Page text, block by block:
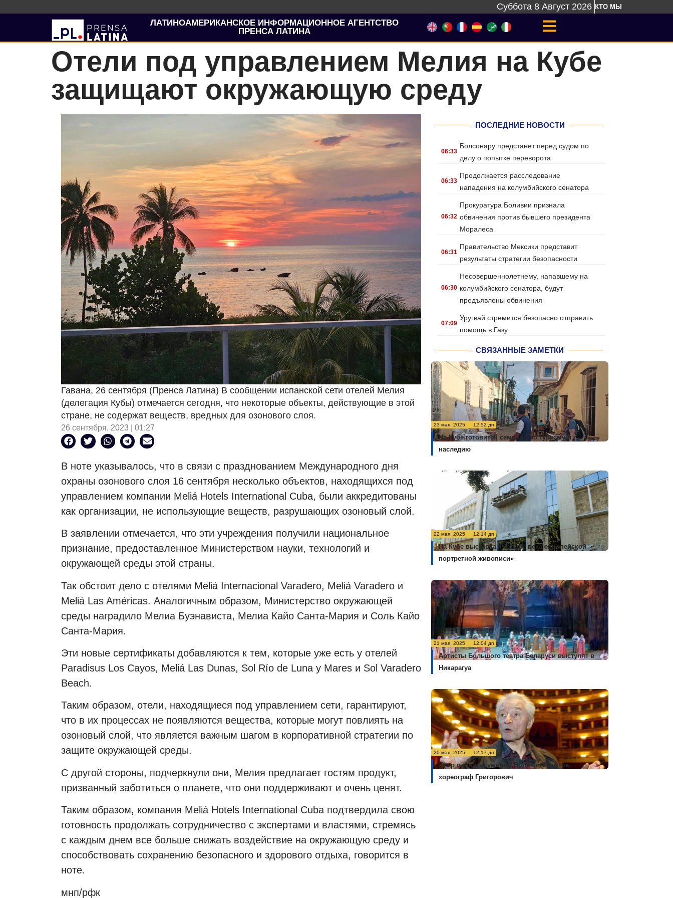
Суббота 8 Август 2026 КТО МЫ
ЛАТИНОАМЕРИКАНСКОЕ ИНФОРМАЦИОННОЕ АГЕНТСТВО
ПРЕНСА ЛАТИНА
Отели под управлением Мелия на Кубе
защищают окружающую среду
Гавана, 26 сентября (Пренса Латина) В сообщении испанской сети отелей Мелия
(делегация Кубы) отмечается сегодня, что некоторые объекты, действующие в этой
стране, не содержат веществ, вредных для озонового слоя.
26 сентября, 2023 | 01:27
В ноте указывалось, что в связи с празднованием Международного дня
охраны озонового слоя 16 сентября несколько объектов, находящихся под
управлением компании Meliá Hotels International Cuba, были аккредитованы
как организации, не использующие веществ, разрушающих озоновый слой.
В заявлении отмечается, что эти учреждения получили национальное
признание, предоставленное Министерством науки, технологий и
окружающей среды этой страны.
Так обстоит дело с отелями Meliá Internacional Varadero, Meliá Varadero и
Meliá Las Américas. Аналогичным образом, Министерство окружающей
среды наградило Мелиа Буэнависта, Мелиа Кайо Санта-Мария и Соль Кайо
Санта-Мария.
Эти новые сертификаты добавляются к тем, которые уже есть у отелей
Paradisus Los Cayos, Meliá Las Dunas, Sol Río de Luna y Mares и Sol Varadero
Beach.
Таким образом, отели, находящиеся под управлением сети, гарантируют,
что в их процессах не появляются вещества, которые могут повлиять на
озоновый слой, что является важным шагом в корпоративной стратегии по
защите окружающей среды.
С другой стороны, подчеркнули они, Мелия предлагает гостям продукт,
призванный заботиться о планете, что они поддерживают и очень ценят.
Таким образом, компания Meliá Hotels International Cuba подтвердила свою
готовность продолжать сотрудничество с экспертами и властями, стремясь
с каждым днем ​​все больше снижать воздействие на окружающую среду и
способствовать сохранению безопасного и здорового отдыха, говорится в
ноте.
мнп/рфк
ПОСЛЕДНИЕ НОВОСТИ
.06:33
Болсонару предстанет перед судом по
делу о попытке переворота
.06:33
Продолжается расследование
нападения на колумбийского сенатора
.06:32
Прокуратура Боливии признала
обвинения против бывшего президента
Моралеса
.06:31
Правительство Мексики представит
результаты стратегии безопасности
.06:30
Несовершеннолетнему, напавшему на
колумбийского сенатора, будут
предъявлены обвинения
.07:09
Уругвай стремится безопасно отправить
помощь в Газу
СВЯЗАННЫЕ ЗАМЕТКИ
23 мая, 2025 12:52 дп
На Кубе готовится семинар по туризму и
наследию
22 мая, 2025 12:14 дп
На Кубе выставка «Четыре века европейской
портретной живописи»
21 мая, 2025 12:04 дп
Артисты Большого театра Беларуси выступят в
Никарагуа
20 мая, 2025 12:17 дп
Умер один из кумиров Большого театра,
хореограф Григорович